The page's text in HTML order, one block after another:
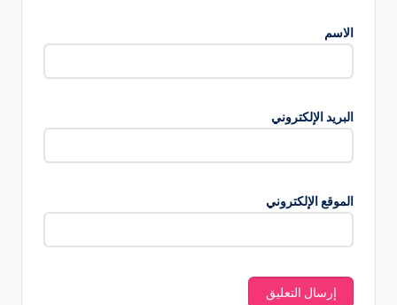
الاسم
البريد الإلكتروني
الموقع الإلكتروني